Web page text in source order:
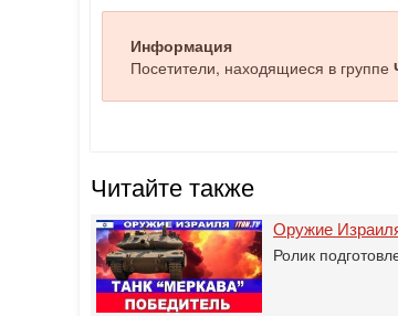
Информация
Посетители, находящиеся в группе
Читайте также
Оружие
Ролик